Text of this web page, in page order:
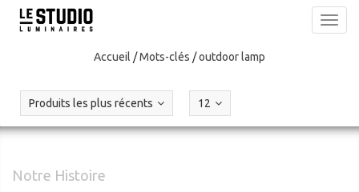
Accueil /Mots-clés /outdoor lamp
Produits les plus récents 12
Notre Histoire